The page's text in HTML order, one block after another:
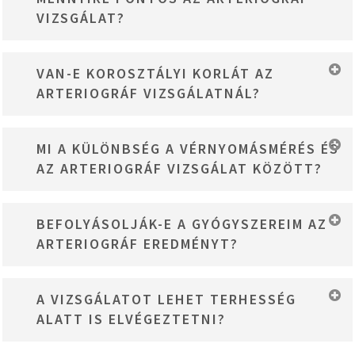
Sok sportoló használja teljesítmény-optimalizálásra.
VIZSGÁLAT?
bizonyított eszköz. A mérési eredmények reprodukálhatóak és
tudományosan alátámasztottak. Magyar fejlesztés,
VAN-E KOROSZTÁLYI KORLÁT AZ
ARTERIOGRÁF VIZSGÁLATNÁL?
nincs – bármely életkorban érdekes információt ad az érrendszer
állapotáról és a vaszkuláris életkorról.
MI A KÜLÖNBSÉG A VÉRNYOMÁSMÉRÉS ÉS
AZ ARTERIOGRÁF VIZSGÁLAT KÖZÖTT?
arteriográf viszont az egész érrendszer funkcionalitását méri:
vaszkuláris életkor, PWV, központi vérnyomás, endotélfunkció –
BEFOLYÁSOLJÁK-E A GYÓGYSZEREIM AZ
ARTERIOGRÁF EREDMÉNYT?
eredményt, de ez nem probléma – épp az a lényeg, hogy lássuk,
hogyan működik az érrendszered a jelenlegi kezelés mellett.
A VIZSGÁLATOT LEHET TERHESSÉG
ALATT IS ELVÉGEZTETNI?